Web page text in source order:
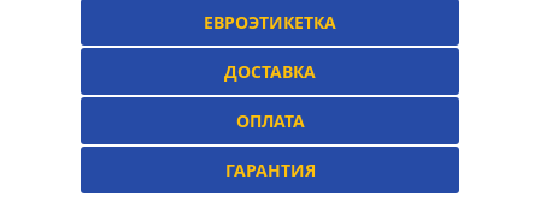
ЕВРОЭТИКЕТКА
ДОСТАВКА
ОПЛАТА
ГАРАНТИЯ